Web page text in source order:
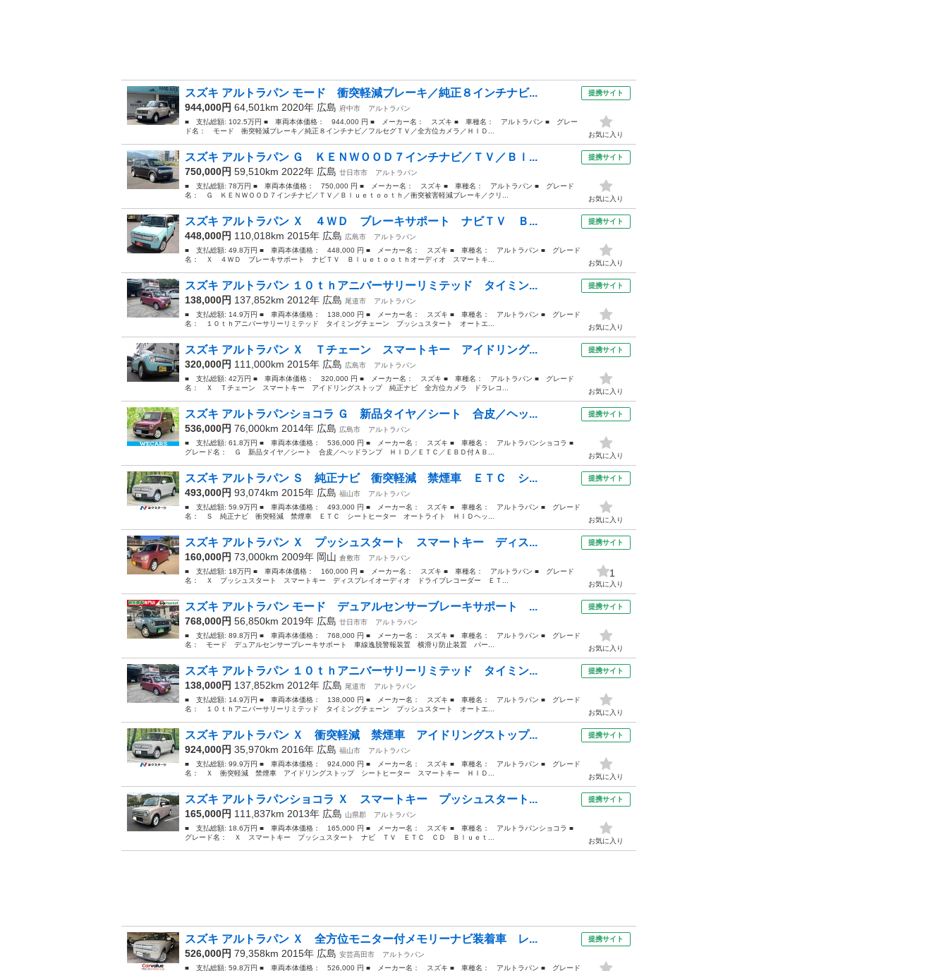
スズキ アルトラパン モード 衝突軽減ブレーキ／純正８インチナビ...
944,000円 64,501km 2020年 広島 府中市
アルトラパン
■ 支払総額: 102.5万円 ■ 車両本体価格： 944,000 円 ■ メーカー名： スズキ ■ 車種名： アルトラパン ■ グレー
ド名： モード 衝突軽減ブレーキ／純正８インチナビ／フルセグＴＶ／全方位カメラ／ＨＩＤ...
提携サイト
お気に入り
スズキ アルトラパン Ｇ ＫＥＮＷＯＯＤ７インチナビ／ＴＶ／Ｂｌ...
750,000円 59,510km 2022年 広島 廿日市市
アルトラパン
■ 支払総額: 78万円 ■ 車両本体価格： 750,000 円 ■ メーカー名： スズキ ■ 車種名： アルトラパン ■ グレード
名： Ｇ ＫＥＮＷＯＯＤ７インチナビ／ＴＶ／Ｂｌｕｅｔｏｏｔｈ／衝突被害軽減ブレーキ／クリ...
提携サイト
お気に入り
スズキ アルトラパン Ｘ ４ＷＤ ブレーキサポート ナビＴＶ Ｂ...
448,000円 110,018km 2015年 広島 広島市
アルトラパン
■ 支払総額: 49.8万円 ■ 車両本体価格： 448,000 円 ■ メーカー名： スズキ ■ 車種名： アルトラパン ■ グレード
名： Ｘ ４ＷＤ ブレーキサポート ナビＴＶ Ｂｌｕｅｔｏｏｔｈオーディオ スマートキ...
提携サイト
お気に入り
スズキ アルトラパン １０ｔｈアニバーサリーリミテッド タイミン...
138,000円 137,852km 2012年 広島 尾道市
アルトラパン
■ 支払総額: 14.9万円 ■ 車両本体価格： 138,000 円 ■ メーカー名： スズキ ■ 車種名： アルトラパン ■ グレード
名： １０ｔｈアニバーサリーリミテッド タイミングチェーン プッシュスタート オートエ...
提携サイト
お気に入り
スズキ アルトラパン Ｘ Ｔチェーン スマートキー アイドリング...
320,000円 111,000km 2015年 広島 広島市
アルトラパン
■ 支払総額: 42万円 ■ 車両本体価格： 320,000 円 ■ メーカー名： スズキ ■ 車種名： アルトラパン ■ グレード
名： Ｘ Ｔチェーン スマートキー アイドリングストップ 純正ナビ 全方位カメラ ドラレコ...
提携サイト
お気に入り
スズキ アルトラパンショコラ Ｇ 新品タイヤ／シート 合皮／ヘッ...
536,000円 76,000km 2014年 広島 広島市
アルトラパン
■ 支払総額: 61.8万円 ■ 車両本体価格： 536,000 円 ■ メーカー名： スズキ ■ 車種名： アルトラパンショコラ ■
グレード名： Ｇ 新品タイヤ／シート 合皮／ヘッドランプ ＨＩＤ／ＥＴＣ／ＥＢＤ付ＡＢ...
提携サイト
お気に入り
スズキ アルトラパン Ｓ 純正ナビ 衝突軽減 禁煙車 ＥＴＣ シ...
493,000円 93,074km 2015年 広島 福山市
アルトラパン
■ 支払総額: 59.9万円 ■ 車両本体価格： 493,000 円 ■ メーカー名： スズキ ■ 車種名： アルトラパン ■ グレード
名： Ｓ 純正ナビ 衝突軽減 禁煙車 ＥＴＣ シートヒーター オートライト ＨＩＤヘッ...
提携サイト
お気に入り
スズキ アルトラパン Ｘ プッシュスタート スマートキー ディス...
160,000円 73,000km 2009年 岡山 倉敷市
アルトラパン
■ 支払総額: 18万円 ■ 車両本体価格： 160,000 円 ■ メーカー名： スズキ ■ 車種名： アルトラパン ■ グレード
名： Ｘ プッシュスタート スマートキー ディスプレイオーディオ ドライブレコーダー ＥＴ...
提携サイト
1
お気に入り
スズキ アルトラパン モード デュアルセンサーブレーキサポート ...
768,000円 56,850km 2019年 広島 廿日市市
アルトラパン
■ 支払総額: 89.8万円 ■ 車両本体価格： 768,000 円 ■ メーカー名： スズキ ■ 車種名： アルトラパン ■ グレード
名： モード デュアルセンサーブレーキサポート 車線逸脱警報装置 横滑り防止装置 パー...
提携サイト
お気に入り
スズキ アルトラパン １０ｔｈアニバーサリーリミテッド タイミン...
138,000円 137,852km 2012年 広島 尾道市
アルトラパン
■ 支払総額: 14.9万円 ■ 車両本体価格： 138,000 円 ■ メーカー名： スズキ ■ 車種名： アルトラパン ■ グレード
名： １０ｔｈアニバーサリーリミテッド タイミングチェーン プッシュスタート オートエ...
提携サイト
お気に入り
スズキ アルトラパン Ｘ 衝突軽減 禁煙車 アイドリングストップ...
924,000円 35,970km 2016年 広島 福山市
アルトラパン
■ 支払総額: 99.9万円 ■ 車両本体価格： 924,000 円 ■ メーカー名： スズキ ■ 車種名： アルトラパン ■ グレード
名： Ｘ 衝突軽減 禁煙車 アイドリングストップ シートヒーター スマートキー ＨＩＤ...
提携サイト
お気に入り
スズキ アルトラパンショコラ Ｘ スマートキー プッシュスタート...
165,000円 111,837km 2013年 広島 山県郡
アルトラパン
■ 支払総額: 18.6万円 ■ 車両本体価格： 165,000 円 ■ メーカー名： スズキ ■ 車種名： アルトラパンショコラ ■
グレード名： Ｘ スマートキー プッシュスタート ナビ ＴＶ ＥＴＣ ＣＤ Ｂｌｕｅｔ...
提携サイト
お気に入り
スズキ アルトラパン Ｘ 全方位モニター付メモリーナビ装着車 レ...
526,000円 79,358km 2015年 広島 安芸高田市
アルトラパン
■ 支払総額: 59.8万円 ■ 車両本体価格： 526,000 円 ■ メーカー名： スズキ ■ 車種名： アルトラパン ■ グレード
提携サイト